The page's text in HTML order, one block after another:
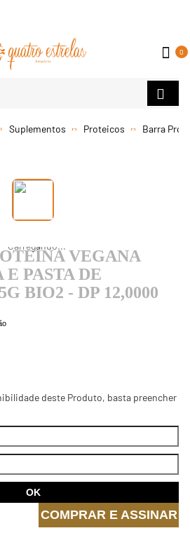
0
Suplementos Proteicos Barra
VEGANA
PASTA DE
BIO2 - DP 12,0000
deste Produto, basta preencher
COMPRAR E ASSINAR